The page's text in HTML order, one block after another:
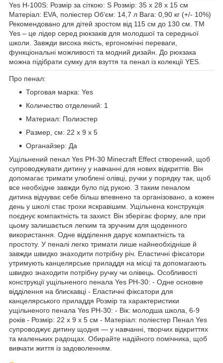
Yes H-100S: Розмір за сіткою: S Розмір: 35 х 28 х 15 см
Матеріал: EVA, поліестер Об‘єм: 14,7 л Вага: 0,90 кг (+/- 10%)
Рекомендовано для дітей зростом від 115 см до 130 см. ТМ
Yes – це лідер серед рюкзаків для молодшої та середньої
школи. Завжди висока якість, ергономічні переваги,
функціональні можливості та модний дизайн. До рюкзака
можна підібрати сумку для взуття та пенал із колекції YES.
Про пенал:
Торговая марка: Yes
Количество отделений: 1
Материал: Полиэстер
Размер, см: 22 х 9 х 5
Органайзер: Да
Ущільнений пенал Yes PH-30 Minecraft Effect створений, щоб
супроводжувати дитину у навчанні для нових відкриттів. Він
допомагає тримати улюблені олівці, ручки у порядку так, щоб
все необхідне завжди було під рукою. З таким пеналом
дитина відчуває себе більш впевнено та організовано, а кожен
день у школі стає трохи яскравішим. Ущільнена конструкція
поєднує компактність та захист. Він зберігає форму, але при
цьому залишається легким та зручним для щоденного
використання. Одне відділення дарує компактність та
простоту. У пеналі легко тримати лише найнеобхідніше й
завжди швидко знаходити потрібну річ. Еластичні фіксатори
утримують канцелярське приладдя на місці та допомагають
швидко знаходити потрібну ручку чи олівець. Особливості
конструкції ущільненого пенала Yes PH-30: - Одне основне
відділення на блискавці - Еластичні фіксатори для
канцелярського приладдя Розмір та характеристики
ущільненого пенала Yes PH-30: - Вік: молодша школа, 6-9
років - Розмір: 22 х 9 х 5 см - Матеріал: поліестер Пенал Yes
супроводжує дитину щодня — у навчанні, творчих відкриттях
та маленьких радощах. Обирайте надійного помічника, щоб
вивчати життя із задоволенням.